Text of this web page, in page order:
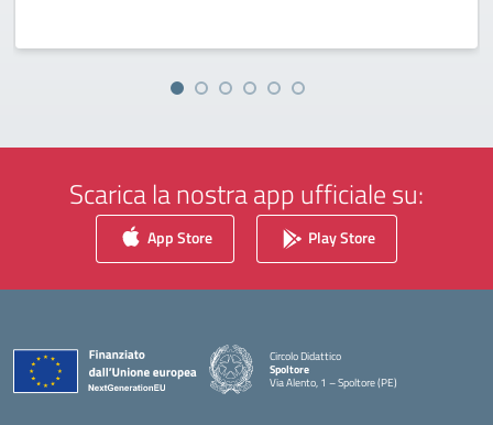
Scarica la nostra app ufficiale su:
App Store Play Store
Circolo Didattico
Spoltore
Via Alento, 1 – Spoltore (PE)
— Visita la pagina iniziale della scuola